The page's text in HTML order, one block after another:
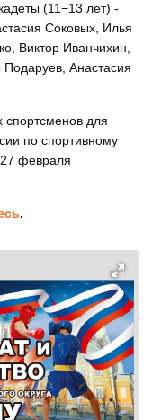
(11−13 лет) -
Соковых, Илья
Виктор Иванчихин,
Анастасия
спортсменов для
по спортивному
февраля
.